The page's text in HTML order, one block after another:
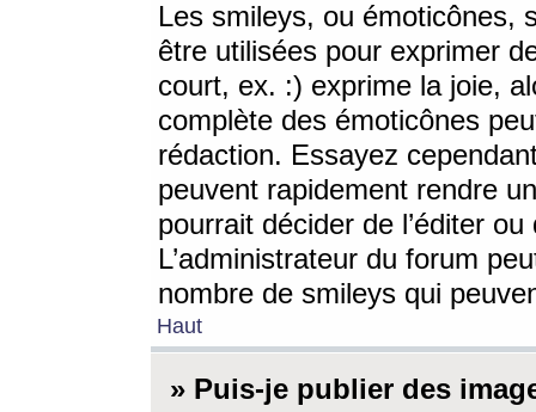
Les smileys, ou émoticônes,
être utilisées pour exprimer
court, ex. :) exprime la joie,
complète des émoticônes
rédaction. Essayez
peuvent rapidement rendre
pourrait décider de l’éditer
L’administrateur du forum
nombre de smileys qui
Haut
» Puis-je publier des